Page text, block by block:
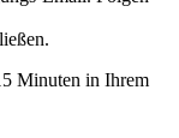
Minuten in Ihrem